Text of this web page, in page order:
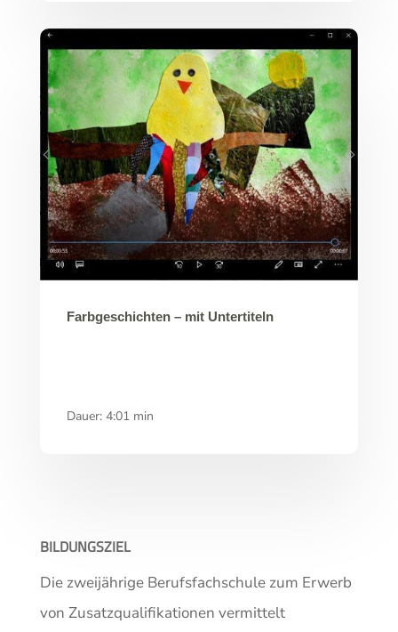
Farbgeschichten – mit Untertiteln
Dauer: 4:01 min
BILDUNGSZIEL
Die zweijährige Berufsfachschule zum Erwerb
von Zusatzqualifikationen vermittelt